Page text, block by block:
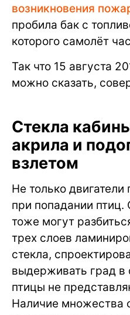
возникновения
пробила бак с
которого самолёт
Так что 15 августа
можно сказать,
Стекла
акрила и
взлетом
Не только
при попадании птиц.
тоже могут
трех слоев
стекла,
выдерживать град в
птицы не
Наличие множества